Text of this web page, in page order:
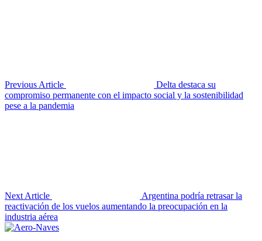
Previous Article
Delta destaca su
compromiso permanente con el impacto social y la sostenibilidad
pese a la pandemia
Next Article
Argentina podría retrasar la
reactivación de los vuelos aumentando la preocupación en la
industria aérea